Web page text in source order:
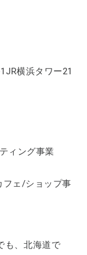
横浜タワー21
ィング事業
フェ/ショップ事
も、北海道で